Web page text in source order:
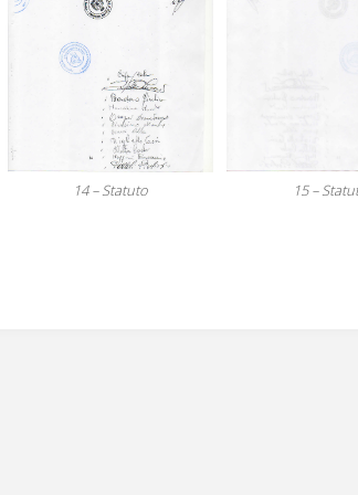
14 – Statuto 15 –